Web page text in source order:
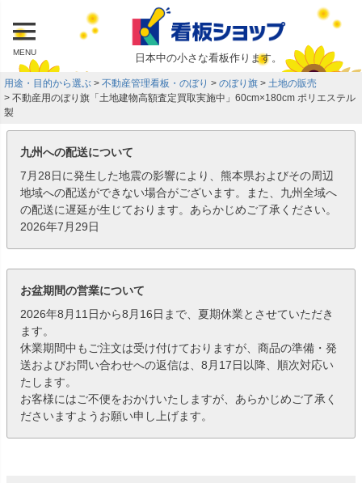
MENU 日本中の小さな看板作ります。
用途・目的から選ぶ 不動産管理看板・のぼり のぼり旗
土地の販売
不動産用のぼり旗「土地建物高額査定買取実施中」60cm×180cm ポリエステル
製
九州への配送について
7月28日に発生した地震の影響により、熊本県およびその周辺
地域への配送ができない場合がございます。また、九州全域へ
の配送に遅延が生じております。あらかじめご了承ください。
2026年7月29日
お盆期間の営業について
2026年8月11日から8月16日まで、夏期休業とさせていただき
ます。
休業期間中もご注文は受け付けておりますが、商品の準備・発
送およびお問い合わせへの返信は、8月17日以降、順次対応い
たします。
お客様にはご不便をおかけいたしますが、あらかじめご了承く
ださいますようお願い申し上げます。